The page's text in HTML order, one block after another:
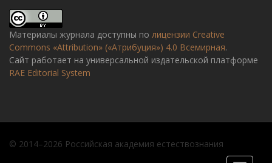
Материалы журнала доступны по лицензии Creative
Commons «Attribution» («Атрибуция») 4.0 Всемирная.
Сайт работает на универсальной издательской платформе
RAE Editorial System
© 2014–2026 Российская академия естествознания